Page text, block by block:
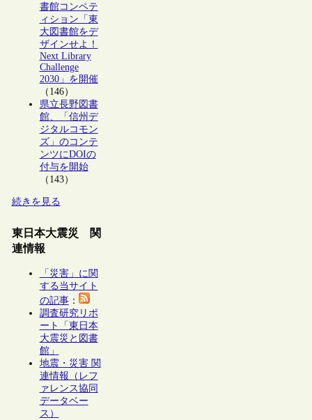
書館コンペテ
ィション「東
大図書館をデ
ザインせよ！
Next Library
Challenge
2030」を開催
（146）
県立長野図書
館、「信州デ
ジタルコモン
ズ」のコンテ
ンツにDOIの
付与を開始
（143）
続きを見る
東日本大震災 関
連情報
「災害」に関
する当サイト
の記事：
調査研究リポ
ート「東日本
大震災と図書
館」
地震・災害 関
連情報（レフ
ァレンス協同
データベー
ス）